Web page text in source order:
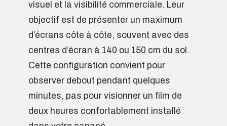
visuel et la visibilité commerciale. Leur
objectif est de présenter un maximum
d’écrans côte à côte, souvent avec des
centres d’écran à 140 ou 150 cm du sol.
Cette configuration convient pour
observer debout pendant quelques
minutes, pas pour visionner un film de
deux heures confortablement installé